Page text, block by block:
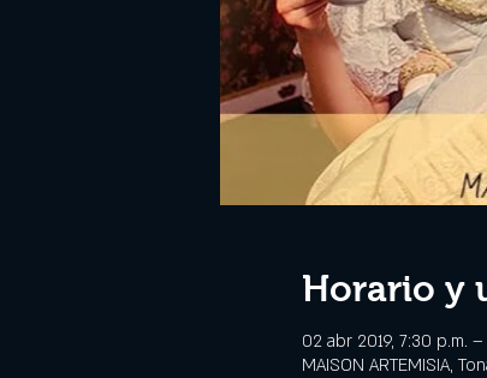
Horario y
02 abr 2019, 7:30 p.m.
MAISON ARTEMISIA,